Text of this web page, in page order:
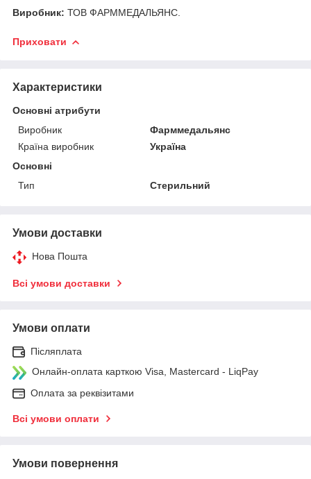
Виробник: ТОВ ФАРММЕДАЛЬЯНС.
Приховати
Характеристики
Основні атрибути
Виробник
Фарммедальянс
Країна виробник
Україна
Основні
Тип
Стерильний
Умови доставки
Нова Пошта
Всі умови доставки
Умови оплати
Післяплата
Онлайн-оплата карткою Visa, Mastercard - LiqPay
Оплата за реквізитами
Всі умови оплати
Умови повернення